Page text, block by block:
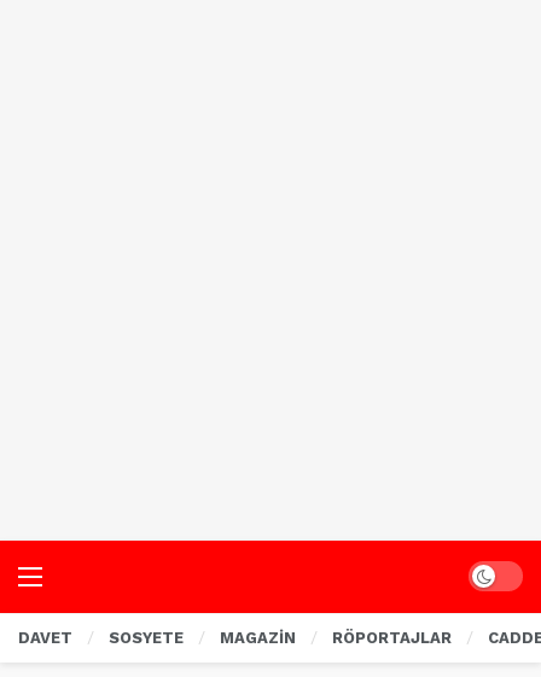
Dark
DAVET SOSYETE MAGAZİN RÖPORTAJLAR